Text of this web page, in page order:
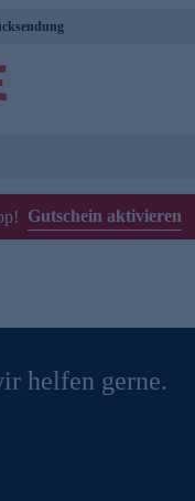
Gutschein aktivieren
helfen gerne.